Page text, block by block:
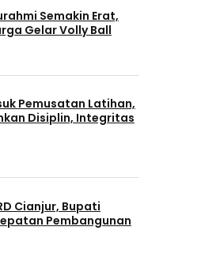
Semakin Erat,
Gelar Volly Ball
Pemusatan Latihan,
Disiplin, Integritas
Cianjur, Bupati
Pembangunan